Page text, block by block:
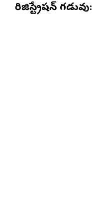
రిజిస్ట్రేషన్ గడువు: